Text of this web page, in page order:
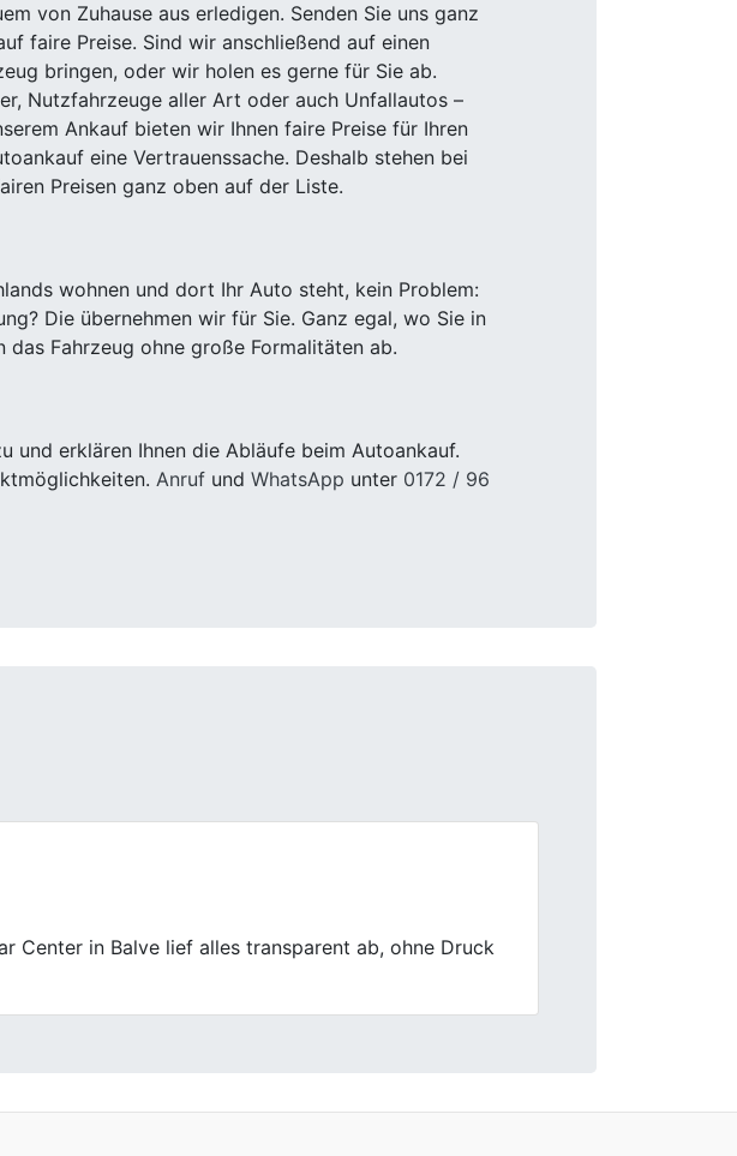
von Zuhause aus erledigen. Senden Sie uns ganz
faire Preise. Sind wir anschließend auf einen
bringen, oder wir holen es gerne für Sie ab.
Nutzfahrzeuge aller Art oder auch Unfallautos –
Ankauf bieten wir Ihnen faire Preise für Ihren
eine Vertrauenssache. Deshalb stehen bei
Preisen ganz oben auf der Liste.
wohnen und dort Ihr Auto steht, kein Problem:
Die übernehmen wir für Sie. Ganz egal, wo Sie in
Fahrzeug ohne große Formalitäten ab.
und erklären Ihnen die Abläufe beim Autoankauf.
Anruf und WhatsApp unter 0172 / 96
Bewertung und die Mitarbeiter waren sehr